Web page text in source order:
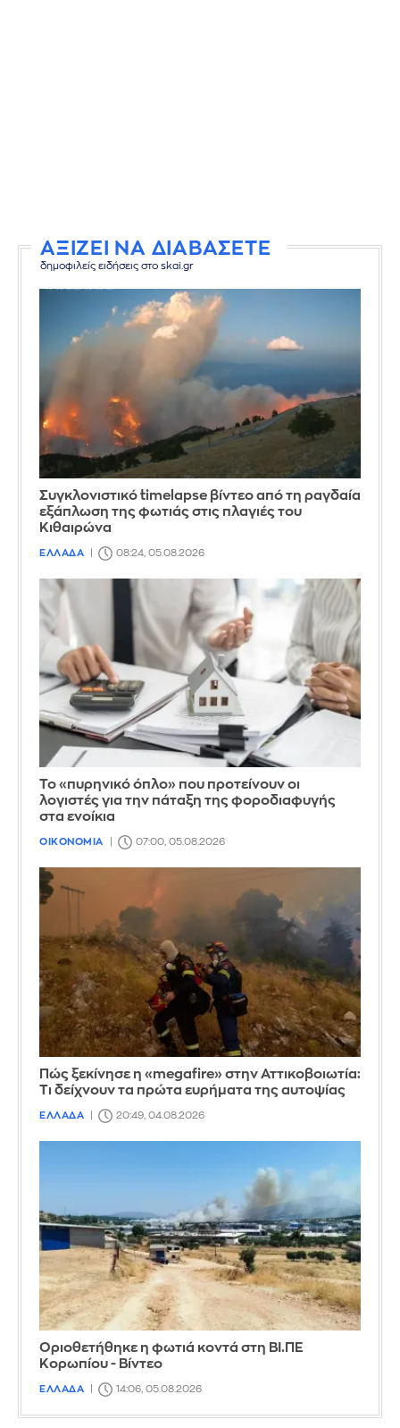
ΑΞΙΖΕΙ ΝΑ ΔΙΑΒΑΣΕΤΕ
δημοφιλείς ειδήσεις στο skai.gr
Συγκλονιστικό timelapse βίντεο από τη ραγδαία
εξάπλωση της φωτιάς στις πλαγιές του
Κιθαιρώνα
ΕΛΛΑΔΑ 08:24, 05.08.2026
Το «πυρηνικό όπλο» που προτείνουν οι
λογιστές για την πάταξη της φοροδιαφυγής
στα ενοίκια
ΟΙΚΟΝΟΜΙΑ 07:00, 05.08.2026
Πώς ξεκίνησε η «megafire» στην Αττικοβοιωτία:
Τι δείχνουν τα πρώτα ευρήματα της αυτοψίας
ΕΛΛΑΔΑ 20:49, 04.08.2026
Οριοθετήθηκε η φωτιά κοντά στη ΒΙ.ΠΕ
Κορωπίου - Βίντεο
ΕΛΛΑΔΑ 14:06, 05.08.2026